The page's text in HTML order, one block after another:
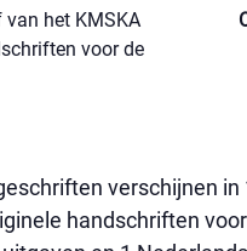
het KMSKA
voor de
verschijnen
handschriften